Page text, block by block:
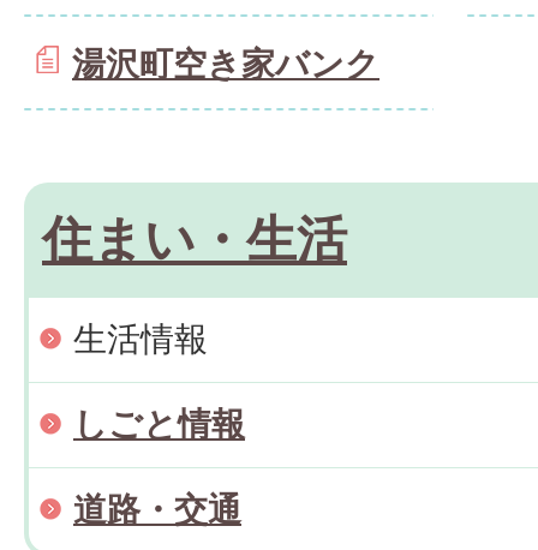
湯沢町空き家バンク
住まい・生活
生活情報
しごと情報
道路・交通